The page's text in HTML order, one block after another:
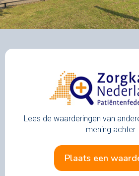
Lees de waarderingen van
mening achter.
plaats een